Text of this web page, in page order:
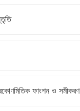
ফাংশন ও সমীকরণ